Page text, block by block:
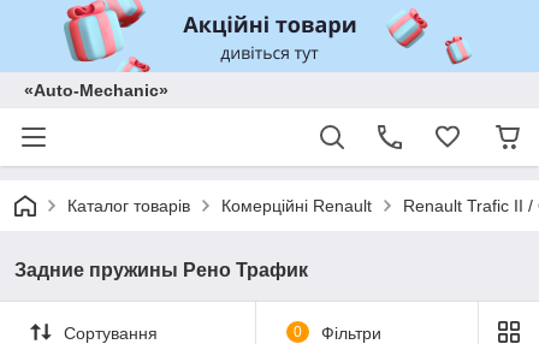
«Auto-Mechanic»
Каталог товарів Комерційні Renault Renault Trafic II
Задние пружины Рено Трафик
Сортування 0 Фільтри